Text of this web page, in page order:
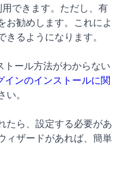
できます。ただし、有
お勧めします。これによ
るようになります。
トール方法がわからない
インのインストールに関
い。
たら、設定する必要があ
ィザードがあれば、簡単